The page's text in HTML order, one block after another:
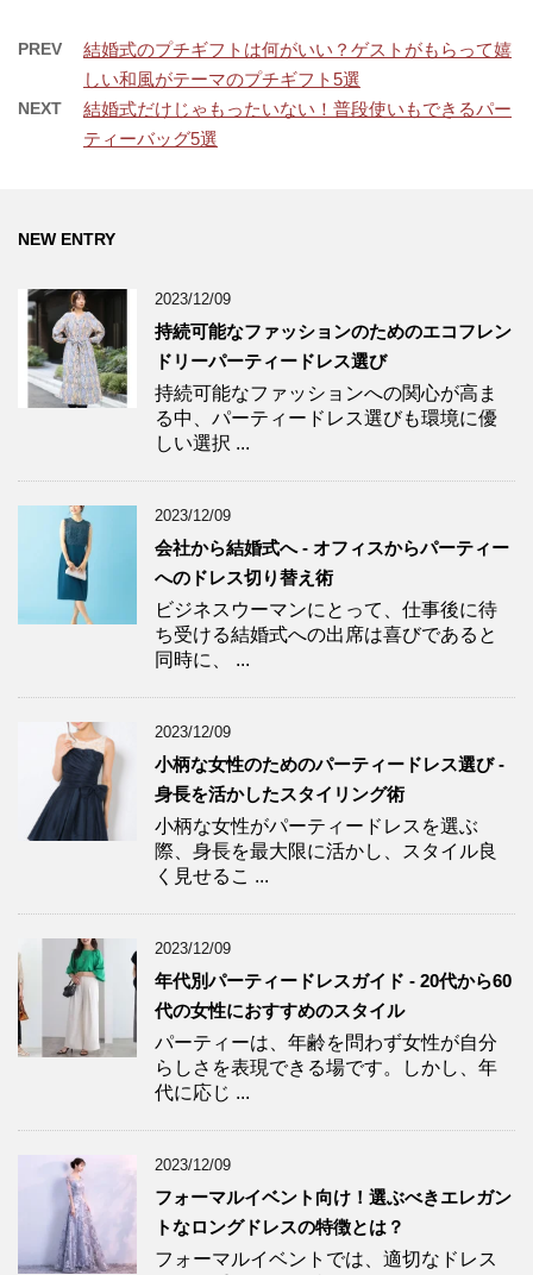
PREV
結婚式のプチギフトは何がいい？ゲストがもらって嬉
しい和風がテーマのプチギフト5選
NEXT
結婚式だけじゃもったいない！普段使いもできるパー
ティーバッグ5選
NEW ENTRY
2023/12/09
持続可能なファッションのためのエコフレン
ドリーパーティードレス選び
持続可能なファッションへの関心が高ま
る中、パーティードレス選びも環境に優
しい選択 ...
2023/12/09
会社から結婚式へ - オフィスからパーティー
へのドレス切り替え術
ビジネスウーマンにとって、仕事後に待
ち受ける結婚式への出席は喜びであると
同時に、 ...
2023/12/09
小柄な女性のためのパーティードレス選び -
身長を活かしたスタイリング術
小柄な女性がパーティードレスを選ぶ
際、身長を最大限に活かし、スタイル良
く見せるこ ...
2023/12/09
年代別パーティードレスガイド - 20代から60
代の女性におすすめのスタイル
パーティーは、年齢を問わず女性が自分
らしさを表現できる場です。しかし、年
代に応じ ...
2023/12/09
フォーマルイベント向け！選ぶべきエレガン
トなロングドレスの特徴とは？
フォーマルイベントでは、適切なドレス